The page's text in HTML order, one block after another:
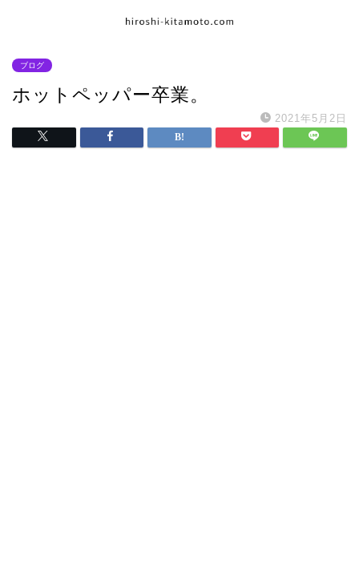
ブログ
ホットペッパー卒業。
2021年5月2日